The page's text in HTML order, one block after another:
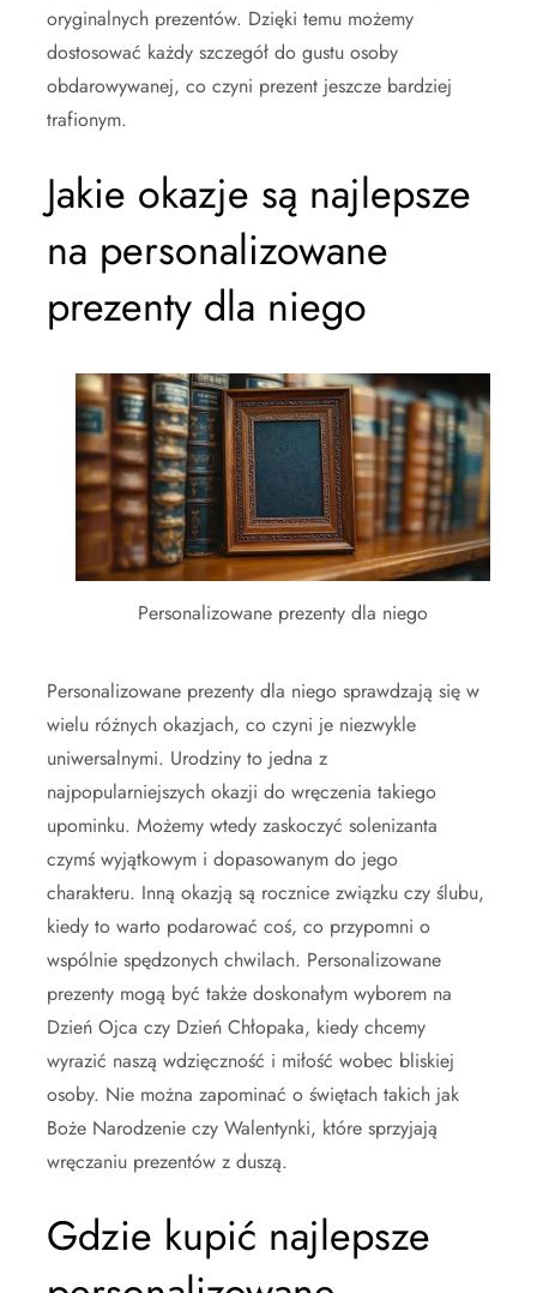
oryginalnych prezentów. Dzięki temu możemy
dostosować każdy szczegół do gustu osoby
obdarowywanej, co czyni prezent jeszcze bardziej
trafionym.
Jakie okazje są najlepsze
na personalizowane
prezenty dla niego
Personalizowane prezenty dla niego
Personalizowane prezenty dla niego sprawdzają się w
wielu różnych okazjach, co czyni je niezwykle
uniwersalnymi. Urodziny to jedna z
najpopularniejszych okazji do wręczenia takiego
upominku. Możemy wtedy zaskoczyć solenizanta
czymś wyjątkowym i dopasowanym do jego
charakteru. Inną okazją są rocznice związku czy ślubu,
kiedy to warto podarować coś, co przypomni o
wspólnie spędzonych chwilach. Personalizowane
prezenty mogą być także doskonałym wyborem na
Dzień Ojca czy Dzień Chłopaka, kiedy chcemy
wyrazić naszą wdzięczność i miłość wobec bliskiej
osoby. Nie można zapominać o świętach takich jak
Boże Narodzenie czy Walentynki, które sprzyjają
wręczaniu prezentów z duszą.
Gdzie kupić najlepsze